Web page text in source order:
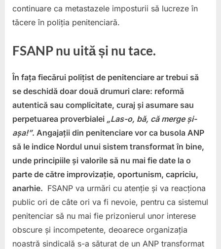
continuare ca metastazele imposturii să lucreze în
tăcere în poliția penitenciară.
FSANP nu uită și nu tace.
În fața fiecărui polițist de penitenciare ar trebui să
se deschidă doar două drumuri clare: reformă
autentică sau complicitate, curaj și asumare sau
perpetuarea proverbialei „Las-o, bă, că merge și-
așa!”. Angajații din penitenciare vor ca busola ANP
să le indice Nordul unui sistem transformat în bine,
unde principiile și valorile să nu mai fie date la o
parte de către improvizație, oportunism, capriciu,
anarhie. FSANP va urmări cu atenție și va reacționa
public ori de câte ori va fi nevoie, pentru ca sistemul
penitenciar să nu mai fie prizonierul unor interese
obscure și incompetente, deoarece organizația
noastră sindicală s-a săturat de un ANP transformat